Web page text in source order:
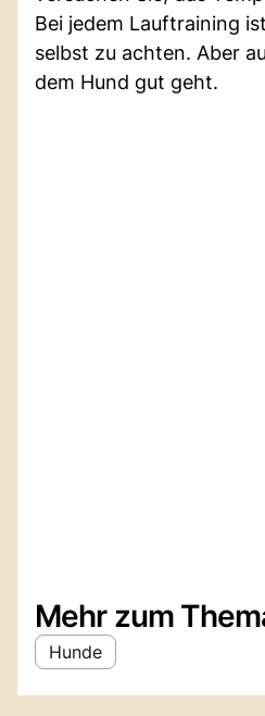
Bei jedem Lauftraining
selbst zu achten. Aber
dem Hund gut geht.
Mehr zum
Hunde